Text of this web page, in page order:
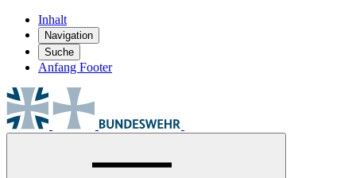
Inhalt
Navigation
Suche
Anfang Footer